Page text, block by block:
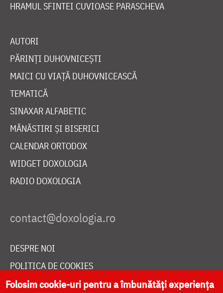
HRAMUL SFINTEI CUVIOASE PARASCHEVA
AUTORI
PĂRINȚI DUHOVNICEȘTI
MAICI CU VIAȚĂ DUHOVNICEASCĂ
TEMATICĂ
SINAXAR ALFABETIC
MĂNĂSTIRI ȘI BISERICI
CALENDAR ORTODOX
WIDGET DOXOLOGIA
RADIO DOXOLOGIA
DESPRE NOI
POLITICA DE COOKIES
DONEAZĂ ONLINE PENTRU CATEDRALA NAȚIONALĂ
Folosim cookie-uri pentru a îmbunătăți experiența